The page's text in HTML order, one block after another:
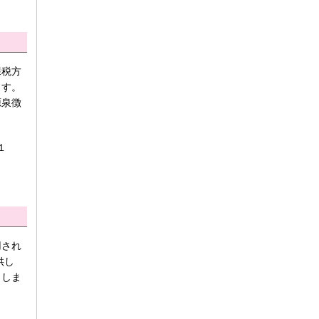
方
。
徴
れ
し
ま